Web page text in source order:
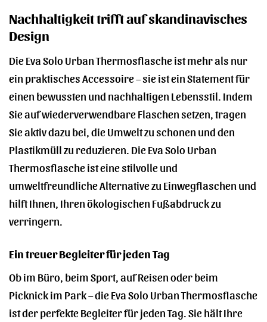
Nachhaltigkeit trifft auf skandinavisches
Design
Die Eva Solo Urban Thermosflasche ist mehr als nur
ein praktisches Accessoire – sie ist ein Statement für
einen bewussten und nachhaltigen Lebensstil. Indem
Sie auf wiederverwendbare Flaschen setzen, tragen
Sie aktiv dazu bei, die Umwelt zu schonen und den
Plastikmüll zu reduzieren. Die Eva Solo Urban
Thermosflasche ist eine stilvolle und
umweltfreundliche Alternative zu Einwegflaschen und
hilft Ihnen, Ihren ökologischen Fußabdruck zu
verringern.
Ein treuer Begleiter für jeden Tag
Ob im Büro, beim Sport, auf Reisen oder beim
Picknick im Park – die Eva Solo Urban Thermosflasche
ist der perfekte Begleiter für jeden Tag. Sie hält Ihre